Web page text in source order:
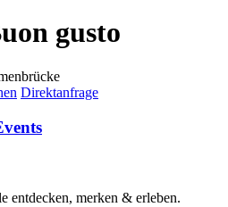
gusto
Direktanfrage
entdecken, merken & erleben.